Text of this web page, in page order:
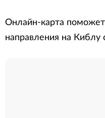
Онлайн-карта
направления на Киблу